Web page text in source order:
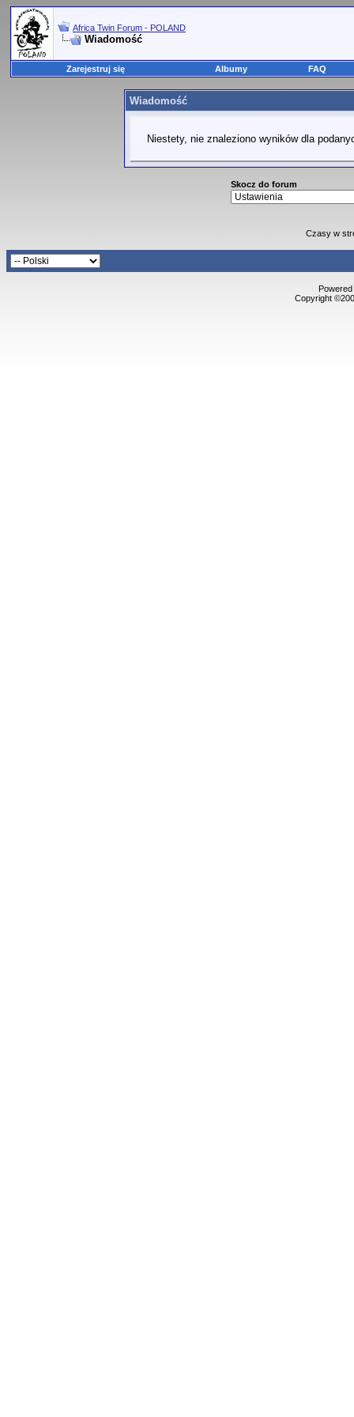
Africa Twin Forum - POLAND
Wiadomość
Zarejestruj się Albumy FAQ
Wiadomość
Niestety, nie znaleziono wyników dla
Skocz do forum
Czasy w
Copyright